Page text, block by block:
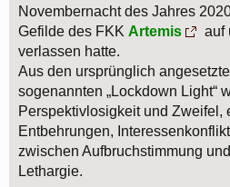
Novembernacht des Jahres
Gefilde des FKK Artemis
auf
verlassen hatte.
Aus den ursprünglich
sogenannten „Lockdown Light“
Perspektivlosigkeit und Zweifel,
Entbehrungen,
zwischen Aufbruchstimmung
Lethargie.